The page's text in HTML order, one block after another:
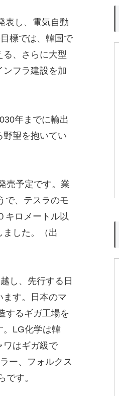
表し、電気自動
標では、韓国で
、さらに大型
フラ建設を加
年までに輸出
野望を抱いてい
売予定です。業
で、テスラのモ
キロメートル以
ました。（出
し、先行する日
ます。日本のマ
するギガ工場を
。LG化学は韓
ワはギガ級で
ー、フォルクス
す。